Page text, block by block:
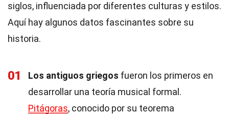
siglos, influenciada por diferentes culturas y estilos.
Aquí hay algunos datos fascinantes sobre su
historia.
01 Los antiguos griegos fueron los primeros en
desarrollar una teoría musical formal.
Pitágoras, conocido por su teorema